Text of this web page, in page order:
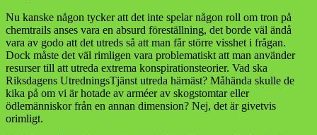
Nu kanske någon tycker att det inte spelar någon roll om tron på
chemtrails anses vara en absurd föreställning, det borde väl ändå
vara av godo att det utreds så att man får större visshet i frågan.
Dock måste det väl rimligen vara problematiskt att man använder
resurser till att utreda extrema konspirationsteorier. Vad ska
Riksdagens UtredningsTjänst utreda härnäst? Måhända skulle de
kika på om vi är hotade av arméer av skogstomtar eller
ödlemänniskor från en annan dimension? Nej, det är givetvis
orimligt.